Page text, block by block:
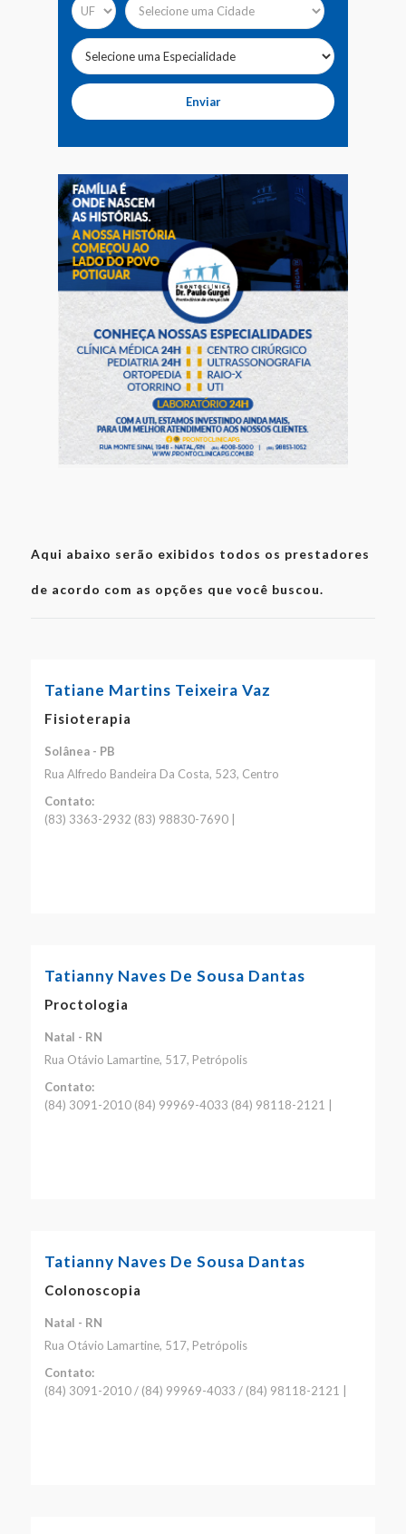
Aqui abaixo serão exibidos todos os prestadores
de acordo com as opções que você buscou.
Tatiane Martins Teixeira Vaz
Fisioterapia
Solânea - PB
Rua Alfredo Bandeira Da Costa, 523, Centro
Contato:
(83) 3363-2932 (83) 98830-7690 |
Tatianny Naves De Sousa Dantas
Proctologia
Natal - RN
Rua Otávio Lamartine, 517, Petrópolis
Contato:
(84) 3091-2010 (84) 99969-4033 (84) 98118-2121 |
Tatianny Naves De Sousa Dantas
Colonoscopia
Natal - RN
Rua Otávio Lamartine, 517, Petrópolis
Contato:
(84) 3091-2010 / (84) 99969-4033 / (84) 98118-2121 |